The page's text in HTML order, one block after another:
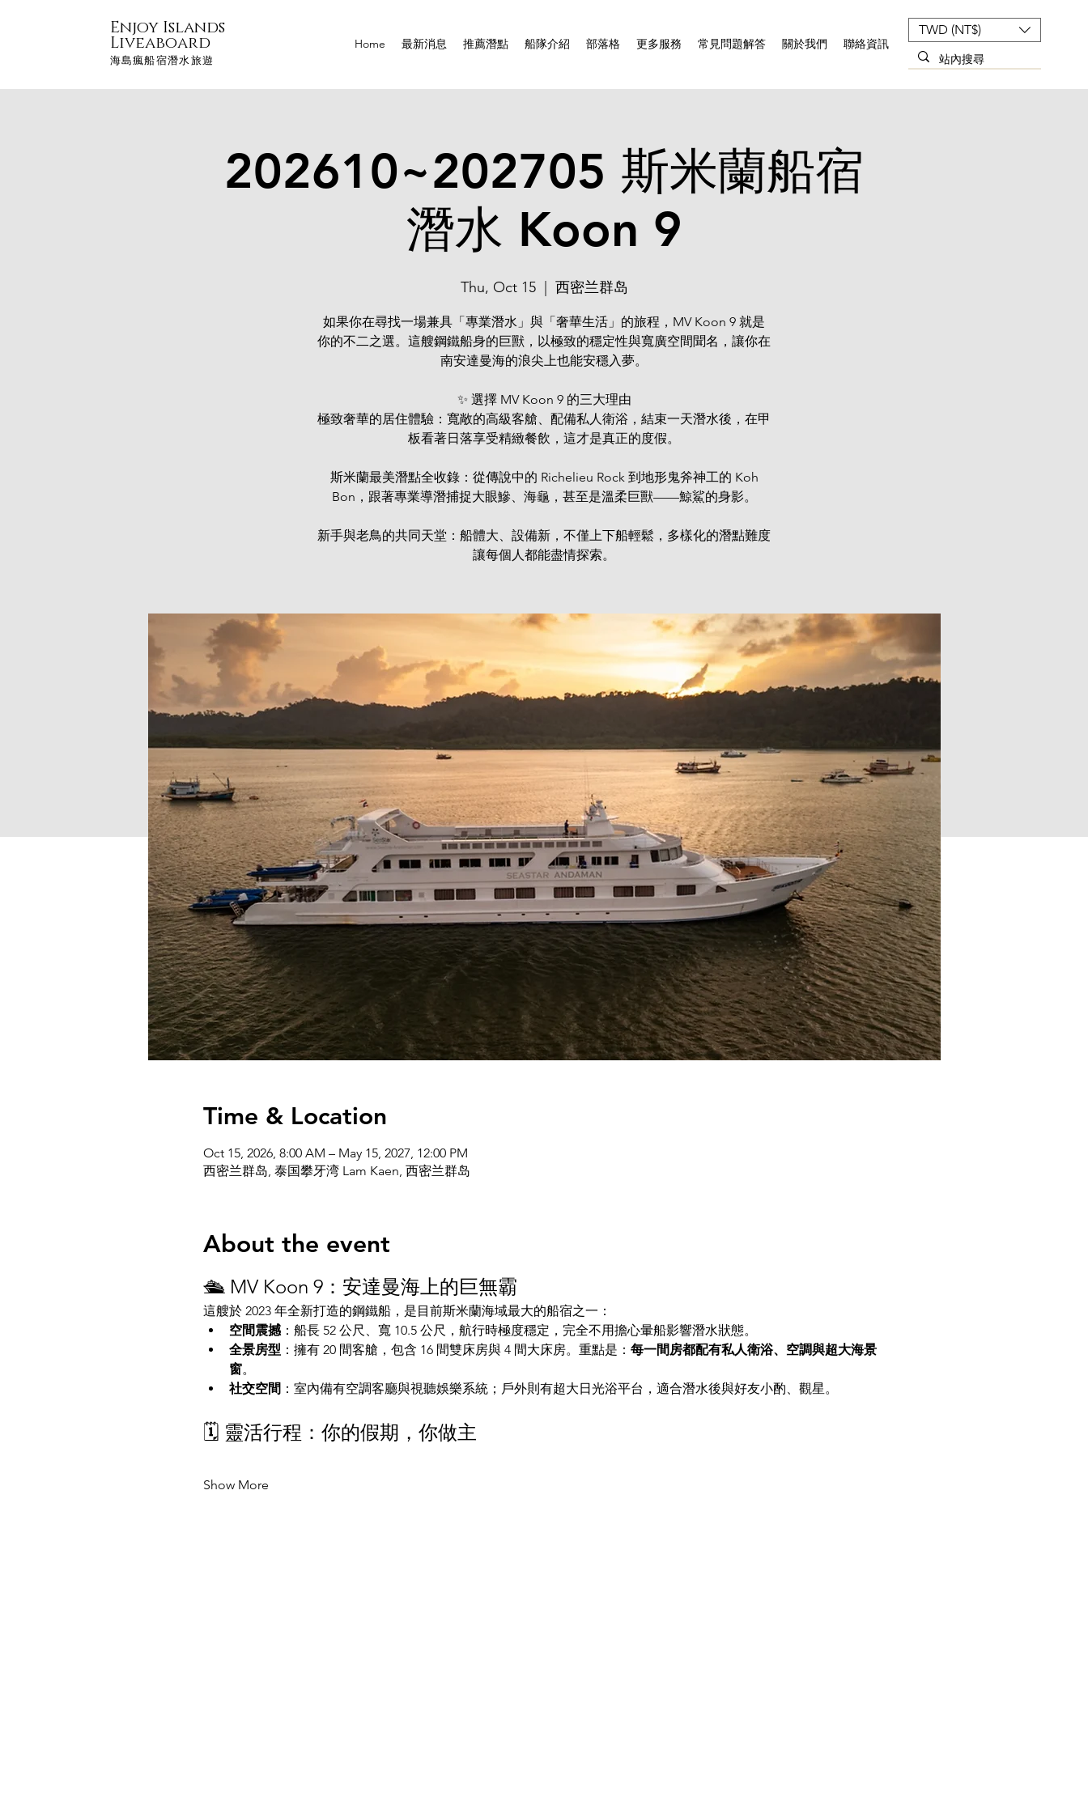
Enjoy Islands
Liveaboard
海島瘋船宿潛水旅遊
Home 最新消息 推薦潛點 船隊介紹 部落格 更多服務 常見問題解答 關於我們 聯絡資訊
TWD (NT$)
202610~202705 斯米蘭船宿
潛水 Koon 9
Thu, Oct 15
  |
西密兰群岛
如果你在尋找一場兼具「專業潛水」與「奢華生活」的旅程，MV Koon 9 就是
你的不二之選。這艘鋼鐵船身的巨獸，以極致的穩定性與寬廣空間聞名，讓你在
南安達曼海的浪尖上也能安穩入夢。
✨ 選擇 MV Koon 9 的三大理由
極致奢華的居住體驗：寬敞的高級客艙、配備私人衛浴，結束一天潛水後，在甲
板看著日落享受精緻餐飲，這才是真正的度假。
斯米蘭最美潛點全收錄：從傳說中的 Richelieu Rock 到地形鬼斧神工的 Koh
Bon，跟著專業導潛捕捉大眼鰺、海龜，甚至是溫柔巨獸——鯨鯊的身影。
新手與老鳥的共同天堂：船體大、設備新，不僅上下船輕鬆，多樣化的潛點難度
讓每個人都能盡情探索。
Time & Location
Oct 15, 2026, 8:00 AM – May 15, 2027, 12:00 PM
西密兰群岛, 泰国攀牙湾 Lam Kaen, 西密兰群岛
About the event
🛳️ MV Koon 9：安達曼海上的巨無霸
這艘於 2023 年全新打造的鋼鐵船，是目前斯米蘭海域最大的船宿之一：
空間震撼：船長 52 公尺、寬 10.5 公尺，航行時極度穩定，完全不用擔心暈船影響潛水狀態。
全景房型 ：擁有 20 間客艙，包含 16 間雙床房與 4 間大床房。重點是： 每一間房都配有私人衛浴、空調與超大海景
窗。
社交空間 ：室內備有空調客廳與視聽娛樂系統；戶外則有超大日光浴平台，適合潛水後與好友小酌、觀星。
🗓️ 靈活行程：你的假期，你做主
Show More